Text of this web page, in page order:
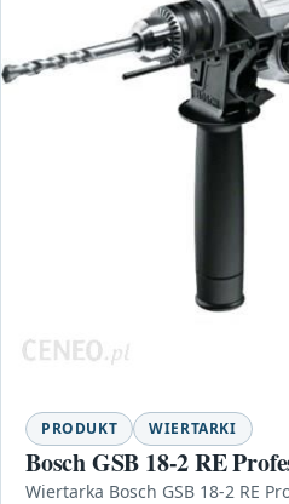
PRODUKT WIERTARKI
Bosch GSB 18-2 RE
Wiertarka Bosch GSB 18-2 RE